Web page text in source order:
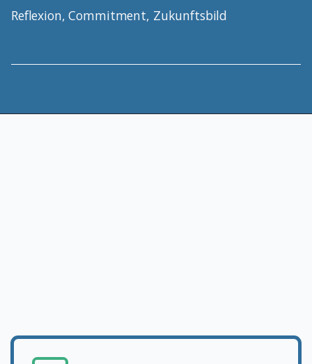
Reflexion, Commitment, Zukunftsbild